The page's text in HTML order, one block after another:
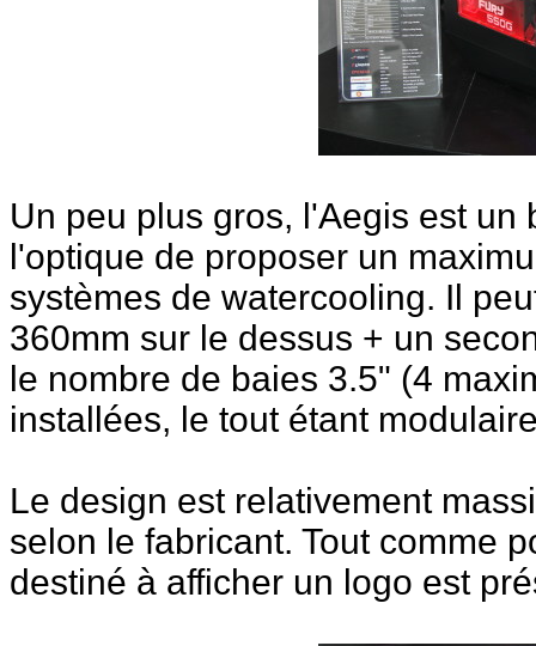
Un peu plus gros, l'Aegis est
l'optique de proposer un
systèmes de watercooling. Il
360mm sur le dessus + un
le nombre de baies 3.5" (4
installées, le tout étant
Le design est relativement
selon le fabricant. Tout comme
destiné à afficher un logo est